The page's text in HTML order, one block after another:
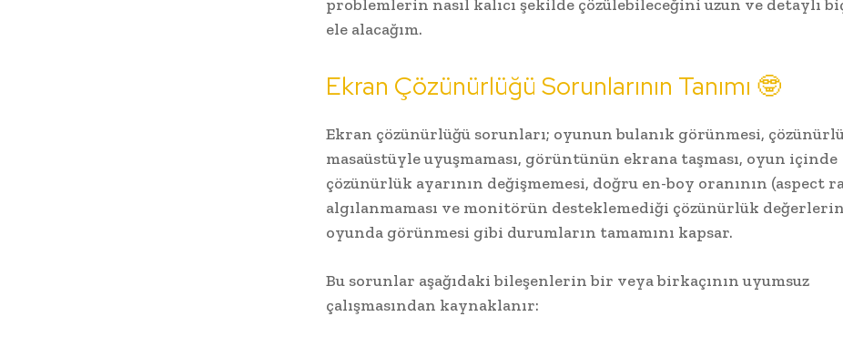
problemlerin nasıl kalıcı şekilde çözülebileceğini uzun ve detaylı
ele alacağım.
Ekran Çözünürlüğü Sorunlarının Tanımı 🤓
Ekran çözünürlüğü sorunları; oyunun bulanık görünmesi,
masaüstüyle uyuşmaması, görüntünün ekrana taşması, oyun içinde
çözünürlük ayarının değişmemesi, doğru en-boy oranının (aspect
algılanmaması ve monitörün desteklemediği çözünürlük
oyunda görünmesi gibi durumların tamamını kapsar.
Bu sorunlar aşağıdaki bileşenlerin bir veya birkaçının uyumsuz
çalışmasından kaynaklanır: